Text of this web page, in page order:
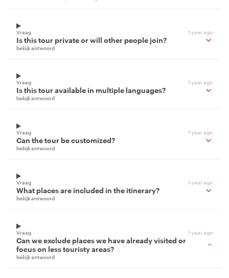
Vraag 1 year ago
Is this tour private or will other people join?
bekijk antwoord
Vraag 1 year ago
Is this tour available in multiple languages?
bekijk antwoord
Vraag 1 year ago
Can the tour be customized?
bekijk antwoord
Vraag 1 year ago
What places are included in the itinerary?
bekijk antwoord
Vraag 1 year ago
Can we exclude places we have already visited or
focus on less touristy areas?
bekijk antwoord